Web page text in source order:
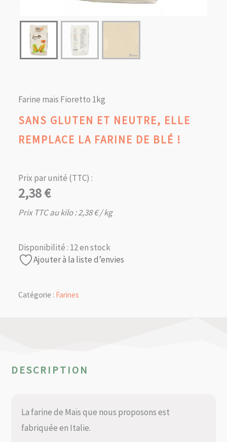
Farine maïs Fioretto 1kg
SANS GLUTEN ET NEUTRE, ELLE
REMPLACE LA FARINE DE BLÉ !
Prix par unité (TTC) :
2,38€
Prix TTC au kilo :2,38€/ kg
Disponibilité : 12 en stock
Ajouter à la liste d’envies
Catégorie : Farines
DESCRIPTION
La farine de Maïs que nous proposons est
fabriquée en Italie.